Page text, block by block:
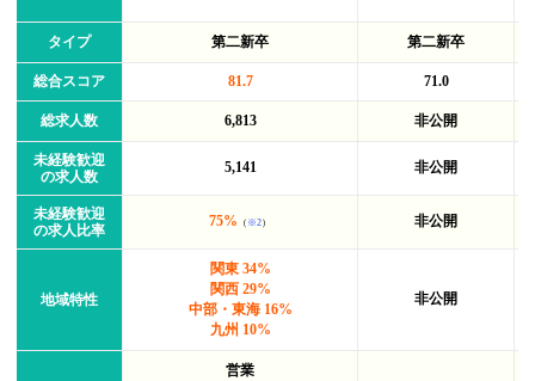
タイプ 第二新卒 第二新卒
総合スコア 81.7 71.0
総求人数 6,813 非公開
未経験歓迎
の求人数
5,141 非公開
未経験歓迎
の求人比率
75% （ ※2） 非公開
地域特性
関東 34%
関西 29%
中部・東海 16%
九州 10%
非公開
営業